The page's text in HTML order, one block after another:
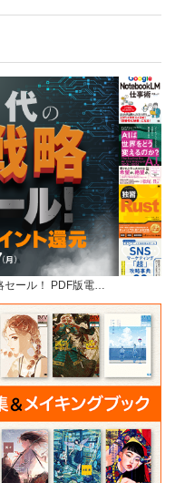
セール！ PDF版電…